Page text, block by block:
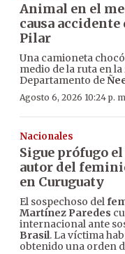
Animal en el
causa
Pilar
Una camioneta
medio de la ruta en
Departamento de
Agosto 6, 2026 10:24 p.
Nacionales
Sigue prófugo
autor del
en Curuguaty
El sospechoso del
Martínez Paredes
internacional ante
Brasil. La víctima
obtenido una orden